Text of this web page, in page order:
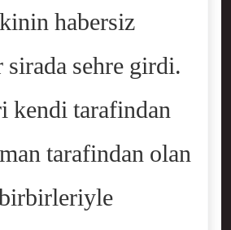
habersiz
sehre girdi.
kendi tarafindan
tarafindan olan